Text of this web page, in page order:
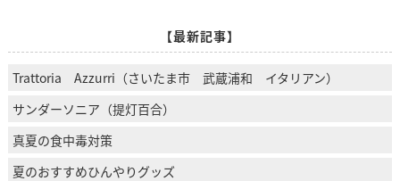
【最新記事】
Trattoria Azzurri（さいたま市 武蔵浦和 イタリアン）
サンダーソニア（提灯百合）
真夏の食中毒対策
夏のおすすめひんやりグッズ